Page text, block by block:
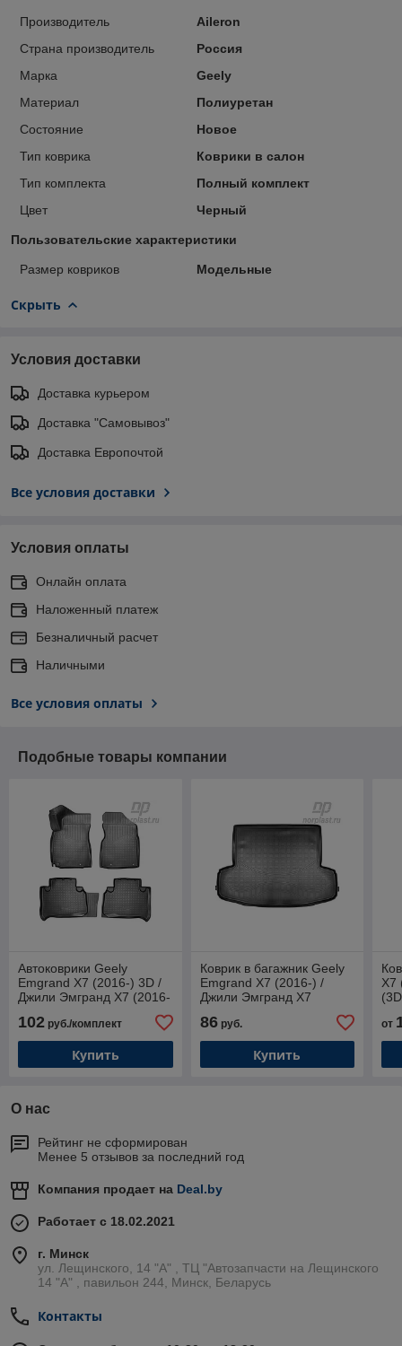
Производитель
Aileron
Страна производитель
Россия
Марка
Geely
Материал
Полиуретан
Состояние
Новое
Тип коврика
Коврики в салон
Тип комплекта
Полный комплект
Цвет
Черный
Пользовательские характеристики
Размер ковриков Модельные
Скрыть
Условия доставки
Доставка курьером
Доставка "Самовывоз"
Доставка Европочтой
Все условия доставки
Условия оплаты
Онлайн оплата
Наложенный платеж
Безналичный расчет
Наличными
Все условия оплаты
Подобные товары компании
Автоковрики Geely
Emgrand X7 (2016-) 3D /
Джили Эмгранд Х7 (2016-
102 руб./комплект
Купить
Коврик в багажник Geely
Emgrand X7 (2016-) /
Джили Эмгранд X7
86руб.
Купить
X7
от
О нас
Рейтинг не сформирован
Менее 5 отзывов за последний год
Компания продает на Deal.by
Работает с 18.02.2021
г. Минск
ул. Лещинского, 14 "А" , ТЦ "Автозапчасти на Лещинcкого
14 "A" , павильон 244, Минск, Беларусь
Контакты